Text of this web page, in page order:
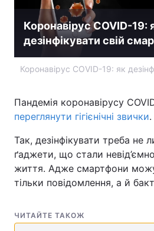
Коронавірус COVID-19:
дезінфікувати свій
Коронавірус COVID-19: як
Пандемія коронавірусу
переглянути гігієнічні звички.
Так, дезінфікувати треба не
ґаджети, що стали
життя. Адже смартфони
тільки повідомлення, а й
ЧИТАЙТЕ ТАКОЖ